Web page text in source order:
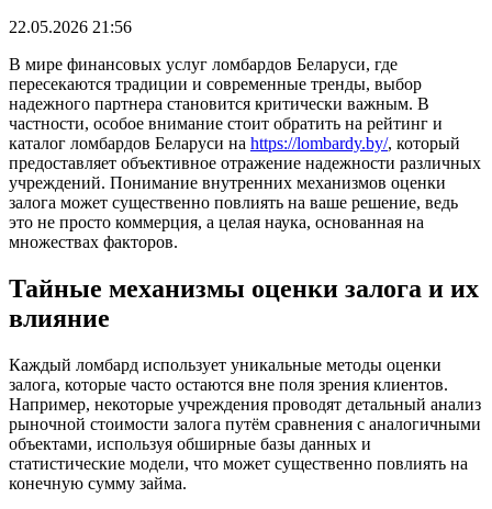
22.05.2026 21:56
В мире финансовых услуг ломбардов Беларуси, где
пересекаются традиции и современные тренды, выбор
надежного партнера становится критически важным. В
частности, особое внимание стоит обратить на рейтинг и
каталог ломбардов Беларуси на https://lombardy.by/, который
предоставляет объективное отражение надежности различных
учреждений. Понимание внутренних механизмов оценки
залога может существенно повлиять на ваше решение, ведь
это не просто коммерция, а целая наука, основанная на
множествах факторов.
Тайные механизмы оценки залога и их
влияние
Каждый ломбард использует уникальные методы оценки
залога, которые часто остаются вне поля зрения клиентов.
Например, некоторые учреждения проводят детальный анализ
рыночной стоимости залога путём сравнения с аналогичными
объектами, используя обширные базы данных и
статистические модели, что может существенно повлиять на
конечную сумму займа.